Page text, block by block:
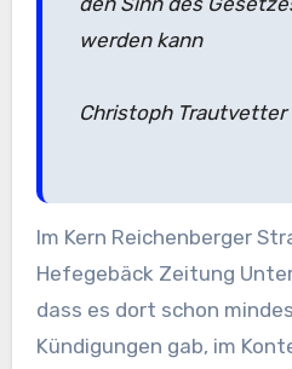
werden kann
Christoph Trautvetter
Im Kern Reichenberger
Hefegebäck Zeitung
dass es dort schon
Kündigungen gab, im